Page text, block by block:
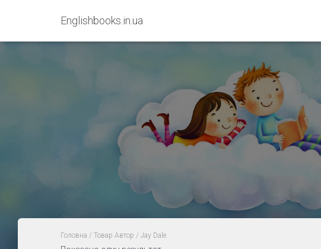
Englishbooks.in.ua
Головна / Товар Автор / Jay Dale